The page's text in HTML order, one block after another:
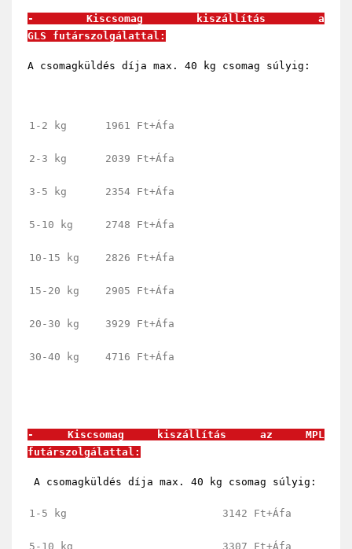
-
Kiscsomag kiszállítás a
GLS futárszolgálattal:
A csomagküldés díja max. 40 kg csomag súlyig:
1-2 kg 1961 Ft+Áfa
2-3 kg 2039 Ft+Áfa
3-5 kg 2354 Ft+Áfa
5-10 kg 2748 Ft+Áfa
10-15 kg 2826 Ft+Áfa
15-20 kg 2905 Ft+Áfa
20-30 kg 3929 Ft+Áfa
30-40 kg 4716 Ft+Áfa
- Kiscsomag kiszállítás az MPL
futárszolgálattal:
A csomagküldés díja max. 40 kg csomag súlyig:
1-5 kg 3142 Ft+Áfa
5-10 kg 3307 Ft+Áfa